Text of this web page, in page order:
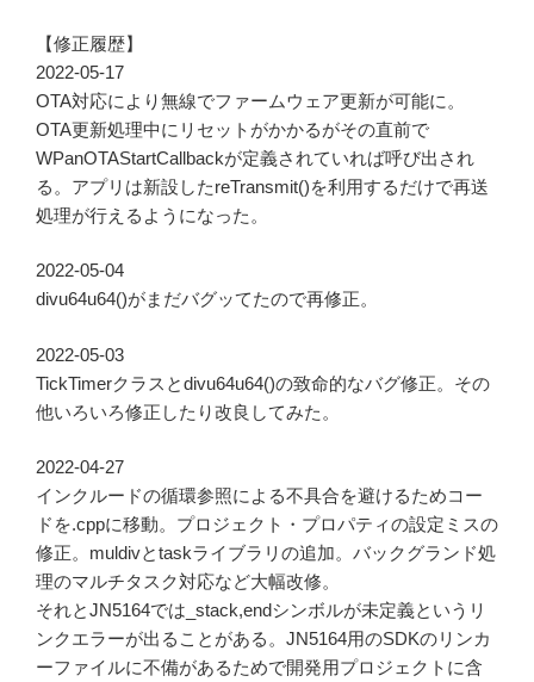
【修正履歴】
2022-05-17
OTA対応により無線でファームウェア更新が可能に。
OTA更新処理中にリセットがかかるがその直前で
WPanOTAStartCallbackが定義されていれば呼び出され
る。アプリは新設したreTransmit()を利用するだけで再送
処理が行えるようになった。
2022-05-04
divu64u64()がまだバグッてたので再修正。
2022-05-03
TickTimerクラスとdivu64u64()の致命的なバグ修正。その
他いろいろ修正したり改良してみた。
2022-04-27
インクルードの循環参照による不具合を避けるためコー
ドを.cppに移動。プロジェクト・プロパティの設定ミスの
修正。muldivとtaskライブラリの追加。バックグランド処
理のマルチタスク対応など大幅改修。
それとJN5164では_stack,endシンボルが未定義というリ
ンクエラーが出ることがある。JN5164用のSDKのリンカ
ーファイルに不備があるためで開発用プロジェクトに含